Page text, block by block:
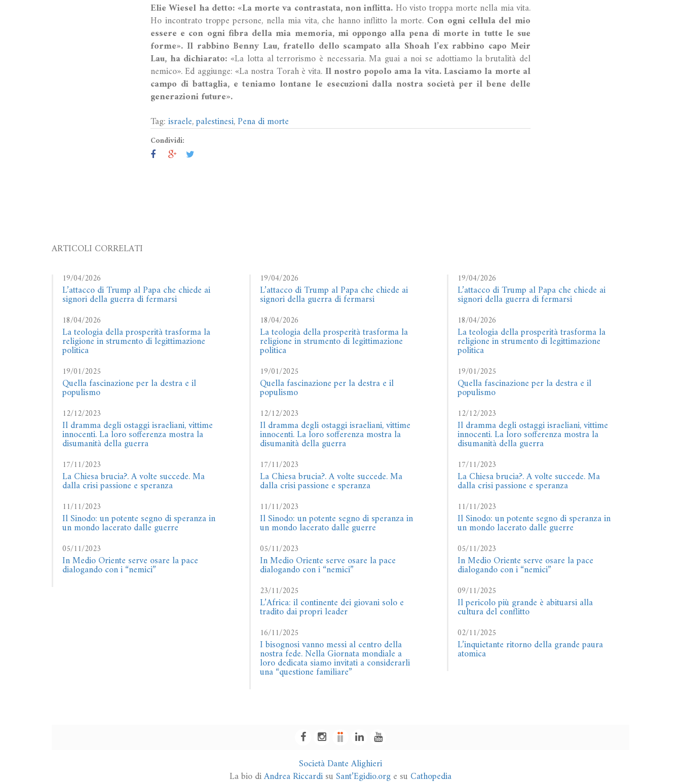
Elie Wiesel ha detto: «La morte va contrastata, non inflitta.Ho visto troppa morte nella mia vita.
Ho incontrato troppe persone, nella mia vita, che hanno inflitto la morte. Con ogni cellula del mio
essere e con ogni fibra della mia memoria, mi oppongo alla pena di morte in tutte le sue
forme». Il rabbino Benny Lau, fratello dello scampato alla Shoah l’ex rabbino capo Meir
Lau, ha dichiarato:«La lotta al terrorismo è necessaria. Ma guai a noi se adottiamo la brutalità del
nemico». Ed aggiunge: «La nostra Torah è vita.Il nostro popolo ama la vita. Lasciamo la morte al
campo di battaglia, e teniamo lontane le esecuzioni dalla nostra società per il bene delle
generazioni future».
Tag:israele,palestinesi,Pena di morte
Condividi:
ARTICOLI CORRELATI
19/04/2026
L’attacco di Trump al Papa che chiede ai
signori della guerra di fermarsi
18/04/2026
La teologia della prosperità trasforma la
religione in strumento di legittimazione
politica
19/01/2025
Quella fascinazione per la destra e il
populismo
12/12/2023
Il dramma degli ostaggi israeliani, vittime
innocenti. La loro sofferenza mostra la
disumanità della guerra
17/11/2023
La Chiesa brucia?. A volte succede. Ma
dalla crisi passione e speranza
11/11/2023
Il Sinodo: un potente segno di speranza in
un mondo lacerato dalle guerre
05/11/2023
In Medio Oriente serve osare la pace
dialogando con i “nemici”
19/04/2026
L’attacco di Trump al Papa che chiede ai
signori della guerra di fermarsi
18/04/2026
La teologia della prosperità trasforma la
religione in strumento di legittimazione
politica
19/01/2025
Quella fascinazione per la destra e il
populismo
12/12/2023
Il dramma degli ostaggi israeliani, vittime
innocenti. La loro sofferenza mostra la
disumanità della guerra
17/11/2023
La Chiesa brucia?. A volte succede. Ma
dalla crisi passione e speranza
11/11/2023
Il Sinodo: un potente segno di speranza in
un mondo lacerato dalle guerre
05/11/2023
In Medio Oriente serve osare la pace
dialogando con i “nemici”
23/11/2025
L’Africa: il continente dei giovani solo e
tradito dai propri leader
16/11/2025
I bisognosi vanno messi al centro della
nostra fede. Nella Giornata mondiale a
loro dedicata siamo invitati a considerarli
una “questione familiare”
19/04/2026
L’attacco di Trump al Papa che chiede ai
signori della guerra di fermarsi
18/04/2026
La teologia della prosperità trasforma la
religione in strumento di legittimazione
politica
19/01/2025
Quella fascinazione per la destra e il
populismo
12/12/2023
Il dramma degli ostaggi israeliani, vittime
innocenti. La loro sofferenza mostra la
disumanità della guerra
17/11/2023
La Chiesa brucia?. A volte succede. Ma
dalla crisi passione e speranza
11/11/2023
Il Sinodo: un potente segno di speranza in
un mondo lacerato dalle guerre
05/11/2023
In Medio Oriente serve osare la pace
dialogando con i “nemici”
09/11/2025
Il pericolo più grande è abituarsi alla
cultura del conflitto
02/11/2025
L’inquietante ritorno della grande paura
atomica
Società Dante Alighieri
La bio diAndrea RiccardisuSant’Egidio.orge su Cathopedia